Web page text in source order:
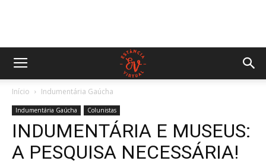
Início Indumentária Gaúcha
Indumentária Gaúcha Colunistas
INDUMENTÁRIA E MUSEUS:
A PESQUISA NECESSÁRIA!